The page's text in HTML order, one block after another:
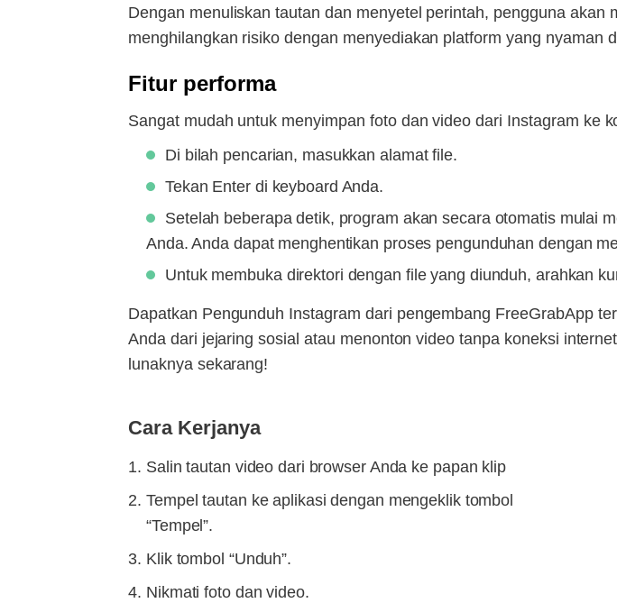
Dengan menuliskan tautan dan menyetel perintah, pengguna
menghilangkan risiko dengan menyediakan platform yang nyaman
Fitur performa
Sangat mudah untuk menyimpan foto dan video dari Instagram ke
Di bilah pencarian, masukkan alamat file.
Tekan Enter di keyboard Anda.
Setelah beberapa detik, program akan secara otomatis mulai
Anda. Anda dapat menghentikan proses pengunduhan dengan
Untuk membuka direktori dengan file yang diunduh, arahkan
Dapatkan Pengunduh Instagram dari pengembang FreeGrabApp
Anda dari jejaring sosial atau menonton video tanpa koneksi
lunaknya sekarang!
Cara Kerjanya
Salin tautan video dari browser Anda ke papan klip
Tempel tautan ke aplikasi dengan mengeklik tombol
“Tempel”.
Klik tombol “Unduh”.
Nikmati foto dan video.